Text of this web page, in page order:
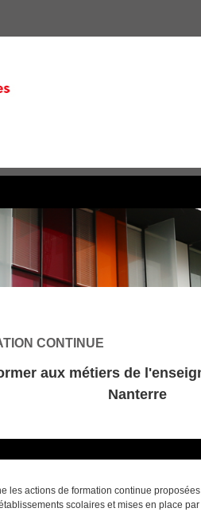
CONTINUE
aux métiers de
Nanterre
les actions de formation continue
scolaires et mises en place par